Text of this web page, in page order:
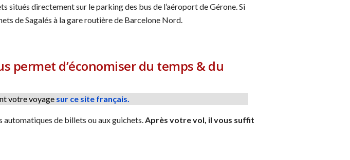
directement sur le parking des bus de l’aéroport de Gérone. Si
de Sagalés à la gare routière de Barcelone Nord.
permet d’économiser du temps & du
votre voyage sur ce site français.
automatiques de billets ou aux guichets.Après votre vol, il vous suffit